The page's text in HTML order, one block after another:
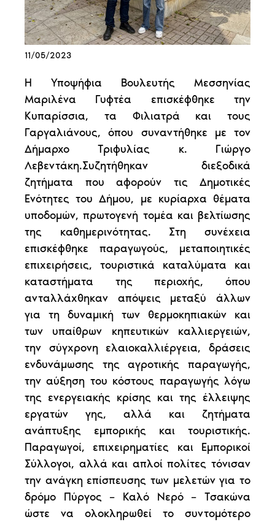
11/05/2023
Η Υποψήφια Βουλευτής Μεσσηνίας
Μαριλένα Γυφτέα επισκέφθηκε την
Κυπαρίσσια, τα Φιλιατρά και τους
Γαργαλιάνους, όπου συναντήθηκε με τον
Δήμαρχο Τριφυλίας κ. Γιώργο
Λεβεντάκη.Συζητήθηκαν διεξοδικά
ζητήματα που αφορούν τις Δημοτικές
Ενότητες του Δήμου, με κυρίαρχα θέματα
υποδομών, πρωτογενή τομέα και βελτίωσης
της καθημερινότητας. Στη συνέχεια
επισκέφθηκε παραγωγούς, μεταποιητικές
επιχειρήσεις, τουριστικά καταλύματα και
καταστήματα της περιοχής, όπου
ανταλλάχθηκαν απόψεις μεταξύ άλλων
για τη δυναμική των θερμοκηπιακών και
των υπαίθρων κηπευτικών καλλιεργειών,
την σύγχρονη ελαιοκαλλιέργεια, δράσεις
ενδυνάμωσης της αγροτικής παραγωγής,
την αύξηση του κόστους παραγωγής λόγω
της ενεργειακής κρίσης και της έλλειψης
εργατών γης, αλλά και ζητήματα
ανάπτυξης εμπορικής και τουριστικής.
Παραγωγοί, επιχειρηματίες και Εμπορικοί
Σύλλογοι, αλλά και απλοί πολίτες τόνισαν
την ανάγκη επίσπευσης των μελετών για το
δρόμο Πύργος – Καλό Νερό – Τσακώνα
ώστε να ολοκληρωθεί το συντομότερο